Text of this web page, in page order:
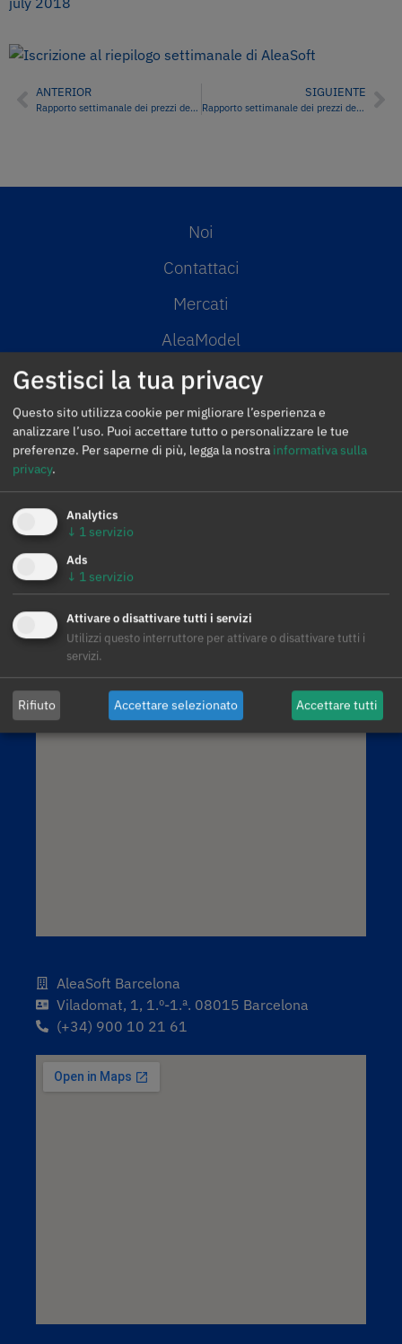
ANTERIOR
Rapporto settimanale dei prezzi del mercato energetico spagnolo – Settimana 39/2018
SIGUIENTE
Rapporto settimanale dei prezzi del mercato energetico spagnolo – Settimana 40/2018
Noi
Contattaci
Mercati
AleaModel
Informativa sulla Privacy
Avviso legale
AleaSoft Madrid
Paseo de la Castellana, 79, 6.ª. AZCA. 28046
Madrid
(+34) 900 10 21 61
AleaSoft Barcelona
Viladomat, 1, 1.º-1.ª. 08015 Barcelona
(+34) 900 10 21 61
Gestisci la tua privacy
Questo sito utilizza cookie per migliorare l’esperienza e
analizzare l’uso. Puoi accettare tutto o personalizzare le tue
preferenze. Per saperne di più, legga la nostra informativa sulla
privacy.
Analytics
↓ 1 servizio
Ads
↓ 1 servizio
Attivare o disattivare tutti i servizi
Utilizzi questo interruttore per attivare o disattivare tutti i
servizi.
Rifiuto Accettare selezionato Accettare tutti